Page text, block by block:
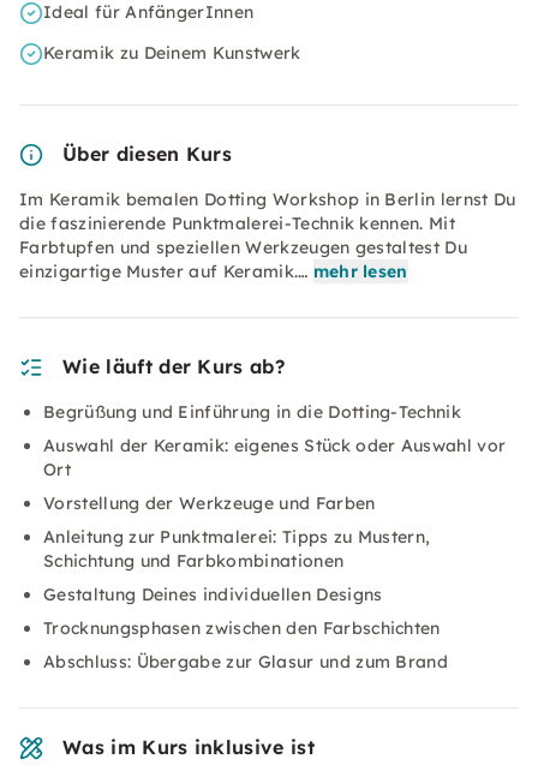
Ideal für AnfängerInnen
Keramik zu Deinem Kunstwerk
Über diesen Kurs
Im Keramik bemalen Dotting Workshop in Berlin lernst Du
die faszinierende Punktmalerei-Technik kennen. Mit
Farbtupfen und speziellen Werkzeugen gestaltest Du
einzigartige Muster auf Keramik.… mehr lesen
Wie läuft der Kurs ab?
Begrüßung und Einführung in die Dotting-Technik
Auswahl der Keramik: eigenes Stück oder Auswahl vor
Ort
Vorstellung der Werkzeuge und Farben
Anleitung zur Punktmalerei: Tipps zu Mustern,
Schichtung und Farbkombinationen
Gestaltung Deines individuellen Designs
Trocknungsphasen zwischen den Farbschichten
Abschluss: Übergabe zur Glasur und zum Brand
Was im Kurs inklusive ist